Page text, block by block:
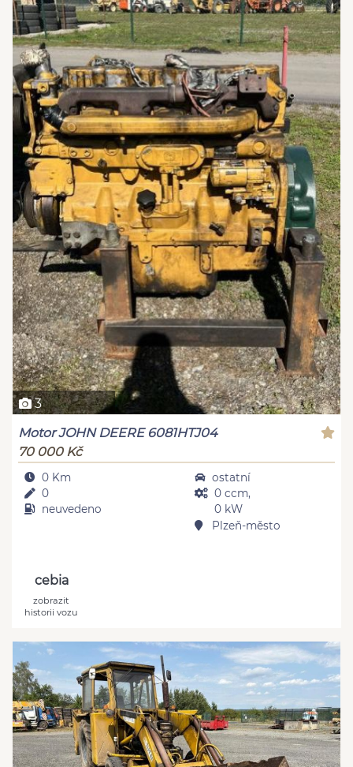
3
Motor JOHN DEERE 6081HTJ04
70 000 Kč
0 Km
0
neuvedeno
ostatní
0 ccm,
0 kW
Plzeň-město
cebia
zobrazit
historii vozu